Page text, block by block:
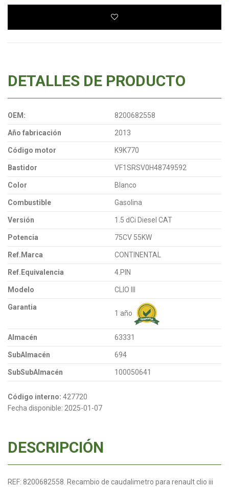
DETALLES DE PRODUCTO
OEM: 8200682558
Año fabricación 2013
Código motor K9K770
Bastidor VF1SRSV0H48749592
Color Blanco
Combustible Gasolina
Versión 1.5 dCi Diesel CAT
Potencia 75CV 55KW
Ref.Marca CONTINENTAL
Ref.Equivalencia 4.PIN
Modelo CLIO III
Garantia
1 año
Almacén 63331
SubAlmacén 694
SubSubAlmacén 100050641
Código interno: 427720
Fecha disponible: 2025-01-07
DESCRIPCIÓN
REF: 8200682558. Recambio de caudalimetro para renault clio iii